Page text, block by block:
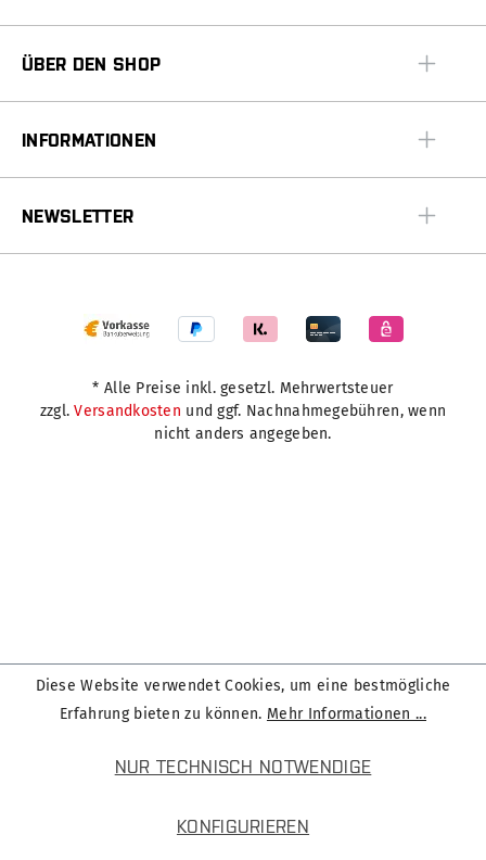
ÜBER DEN SHOP
INFORMATIONEN
NEWSLETTER
* Alle Preise inkl. gesetzl. Mehrwertsteuer
zzgl.Versandkosten und ggf. Nachnahmegebühren, wenn
nicht anders angegeben.
Diese Website verwendet Cookies, um eine bestmögliche
Erfahrung bieten zu können. Mehr Informationen ...
NUR TECHNISCH NOTWENDIGE
KONFIGURIEREN